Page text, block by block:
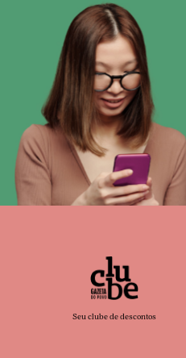
Seu clube de descontos